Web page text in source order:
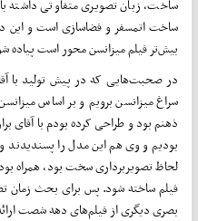
ساخت، زبان تصویری متفاوتی داشته
ساخت اتمسفر و فضاسازی است و این
بیش‌تر فیلم میزانسن محور است پیاده
در صحبت‌هایی که در پیش تولید با
سراغ میزانسن برویم و بر اساس
ذهنم بود و طراحی کرده بودم با آقای
بودیم و وی هم این مدل را پسندیدند
لحاظ تصویربرداری سخت بود، همراه
فیلم ساخته شود. پس برای بحث زمان
بصری دیگری از فیلم‌های دهه شصت